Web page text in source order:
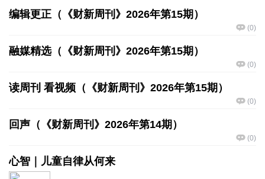
编辑更正（《财新周刊》2026年第15期）
(0)
融媒精选（《财新周刊》2026年第15期）
(0)
读周刊 看视频（《财新周刊》2026年第15期）
(0)
回声（《财新周刊》2026年第14期）
(0)
心智｜儿童自律从何来